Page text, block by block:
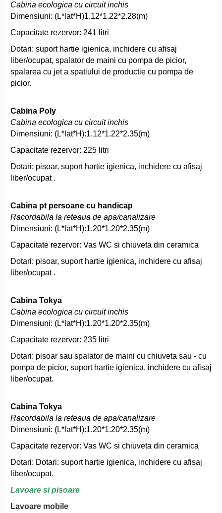
Cabina ecologica cu circuit inchis
Dimensiuni: (L*lat*H)1.12*1.22*2.28(m)
Capacitate rezervor: 241 litri
Dotari: suport hartie igienica, inchidere cu afisaj
liber/ocupat, spalator de maini cu pompa de picior,
spalarea cu jet a spatiului de productie cu pompa de
picior.
Cabina Poly
Cabina ecologica cu circuit inchis
Dimensiuni: (L*lat*H):1.12*1.22*2.35(m)
Capacitate rezervor: 225 litri
Dotari: pisoar, suport hartie igienica, inchidere cu afisaj
liber/ocupat .
Cabina pt persoane cu handicap
Racordabila la reteaua de apa/canalizare
Dimensiuni: (L*lat*H):1.20*1.20*2.35(m)
Capacitate rezervor: Vas WC si chiuveta din ceramica
Dotari: pisoar, suport hartie igienica, inchidere cu afisaj
liber/ocupat .
Cabina Tokya
Cabina ecologica cu circuit inchis
Dimensiuni: (L*lat*H):1.20*1.20*2.35(m)
Capacitate rezervor: 235 litri
Dotari: pisoar sau spalator de maini cu chiuveta sau - cu
pompa de picior, suport hartie igienica, inchidere cu afisaj
liber/ocupat.
Cabina Tokya
Racordabila la reteaua de apa/canalizare
Dimensiuni: (L*lat*H):1.20*1.20*2.35(m)
Capacitate rezervor: Vas WC si chiuveta din ceramica
Dotari: Dotari: suport hartie igienica, inchidere cu afisaj
liber/ocupat.
Lavoare si pisoare
Lavoare mobile